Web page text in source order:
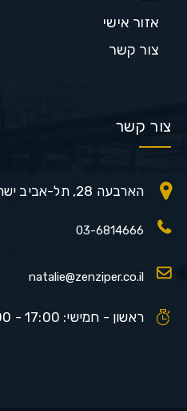
אזור אישי
צור קשר
צור קשר
הארבעה 28, תל-אביב ישראל
03-6814666
natalie@zenziper.co.il
ראשון - חמישי: 17:00 - 9:00